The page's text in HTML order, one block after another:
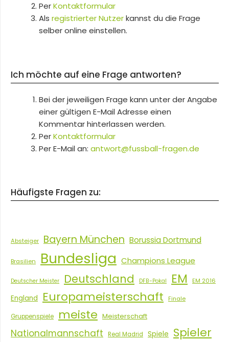
PerKontaktformular
Als registrierter Nutzerkannst du die Frage
selber online einstellen.
Ich möchte auf eine Frage antworten?
Bei der jeweiligen Frage kann unter der Angabe
einer gültigen E-Mail Adresse einen
Kommentar hinterlassen werden.
PerKontaktformular
Per E-Mail an: antwort@fussball-fragen.de
Häufigste Fragen zu:
Absteiger Bayern München Borussia Dortmund
Brasilien Bundesliga Champions League
Deutscher Meister Deutschland DFB-Pokal EM EM 2016
England Europameisterschaft Finale
Gruppenspiele meiste Meisterschaft
Nationalmannschaft Real Madrid Spiele Spieler